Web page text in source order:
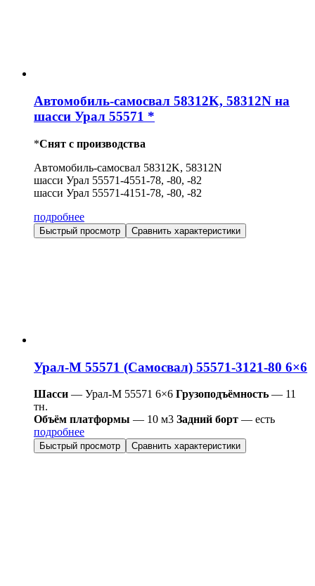
Автомобиль-самосвал 58312K, 58312N на
шасси Урал 55571 *
*Снят с производства
Автомобиль-самосвал 58312K, 58312N
шасси Урал 55571-4551-78, -80, -82
шасси Урал 55571-4151-78, -80, -82
подробнее
Быстрый просмотр Сравнить характеристики
Урал-М 55571 (Самосвал) 55571-3121-80 6×6
Шасси — Урал-М 55571 6×6 Грузоподъёмность — 11
тн.
Объём платформы — 10 м3 Задний борт — есть
подробнее
Быстрый просмотр Сравнить характеристики